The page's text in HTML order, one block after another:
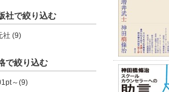
社で絞り込む
社 (9)
で絞り込む
～(9)